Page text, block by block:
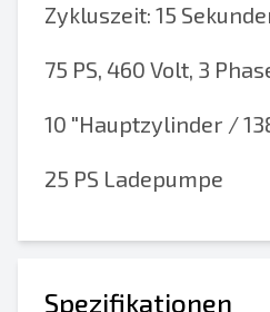
Zykluszeit: 15
75 PS, 460 Volt, 3
10 "Hauptzylinder /
25 PS Ladepumpe
Spezifikationen